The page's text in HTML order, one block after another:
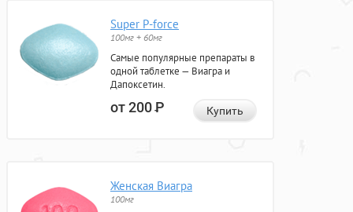
Super P-force
100мг + 60мг
Самые популярные препараты в
одной таблетке — Виагра и
Дапоксетин.
от 200Р Купить
Женская Виагра
100мг